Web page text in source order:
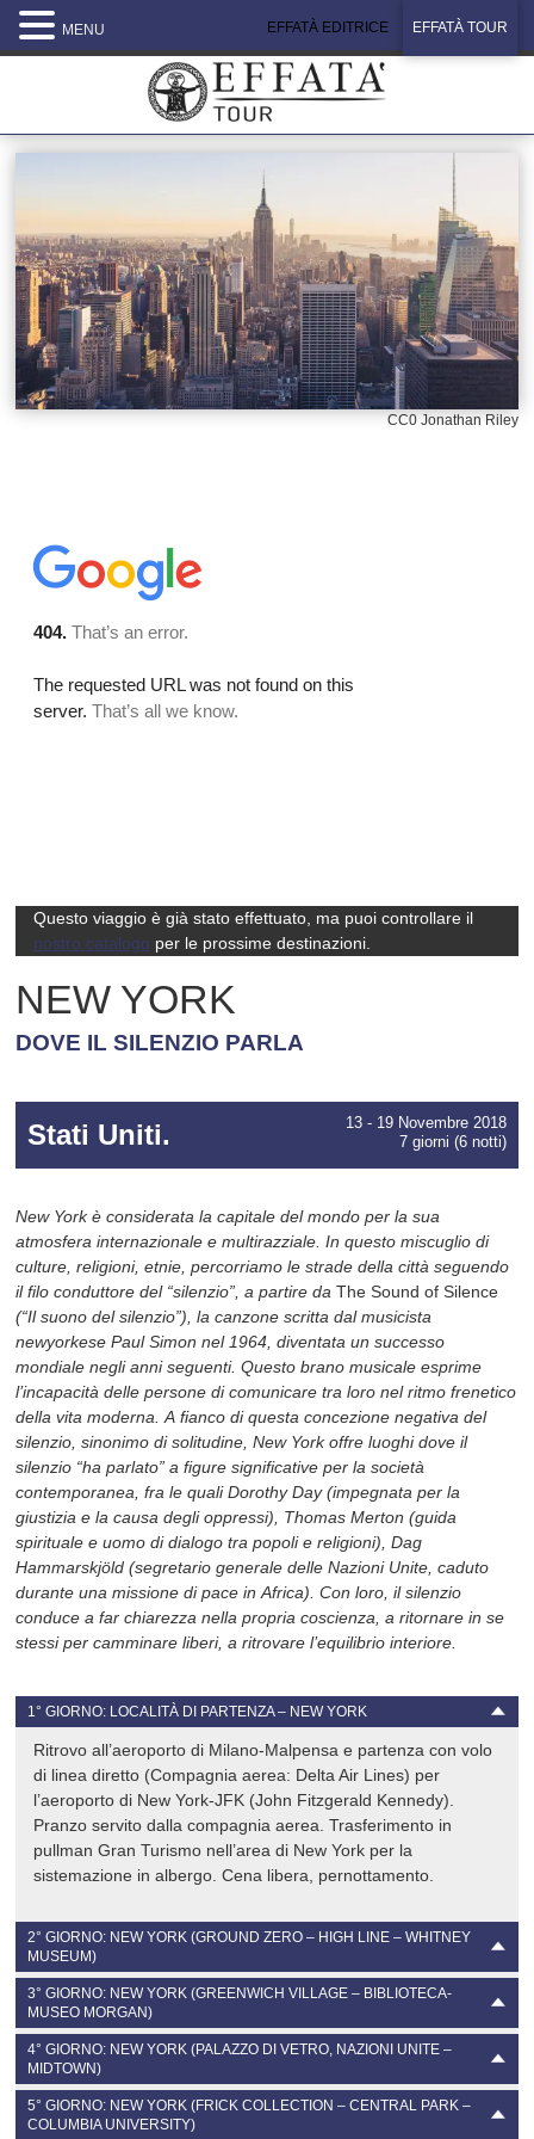
EFFATÀ EDITRICE EFFATÀ TOUR
CC0 Jonathan Riley
Questo viaggio è già stato effettuato, ma puoi controllare il
nostro catalogo per le prossime destinazioni.
NEW YORK
DOVE IL SILENZIO PARLA
Stati Uniti.
13 - 19 Novembre 2018
7 giorni (6 notti)
New York è considerata la capitale del mondo per la sua
atmosfera internazionale e multirazziale. In questo miscuglio di
culture, religioni, etnie, percorriamo le strade della città seguendo
il filo conduttore del “silenzio”, a partire daThe Sound of Silence
(“Il suono del silenzio”), la canzone scritta dal musicista
newyorkese Paul Simon nel 1964, diventata un successo
mondiale negli anni seguenti. Questo brano musicale esprime
l’incapacità delle persone di comunicare tra loro nel ritmo frenetico
della vita moderna. A fianco di questa concezione negativa del
silenzio, sinonimo di solitudine, New York offre luoghi dove il
silenzio “ha parlato” a figure significative per la società
contemporanea, fra le quali Dorothy Day (impegnata per la
giustizia e la causa degli oppressi), Thomas Merton (guida
spirituale e uomo di dialogo tra popoli e religioni), Dag
Hammarskjöld (segretario generale delle Nazioni Unite, caduto
durante una missione di pace in Africa). Con loro, il silenzio
conduce a far chiarezza nella propria coscienza, a ritornare in se
stessi per camminare liberi, a ritrovare l’equilibrio interiore.
1° GIORNO: LOCALITÀ DI PARTENZA – NEW YORK
Ritrovo all’aeroporto di Milano-Malpensa e partenza con volo
di linea diretto (Compagnia aerea: Delta Air Lines) per
l’aeroporto di New York-JFK (John Fitzgerald Kennedy).
Pranzo servito dalla compagnia aerea. Trasferimento in
pullman Gran Turismo nell’area di New York per la
sistemazione in albergo. Cena libera, pernottamento.
2° GIORNO: NEW YORK (GROUND ZERO – HIGH LINE – WHITNEY
MUSEUM)
Colazione. L’incontro con la città di New York inizia presso
“Ground Zero”
alle vittime dell’attentato dell’11 settembre 2001, che segnano
la sagoma delle due torri. Qui, durante la celebrazione del
10º anniversario dell’attentato, la canzoneThe Sound of
Silenceè stata eseguita dallo stesso Paul Simon, in un clima
3° GIORNO: NEW YORK (GREENWICH VILLAGE – BIBLIOTECA-
MUSEO MORGAN)
Colazione. Passeggiata nellaLower Manhattan(Manhattan
bassa) percorrendo le strade del Greenwich Village,
caratterizzato da case basse costruite con mattoni, un
quartiere propulsore di nuove idee a partire dal movimento
4° GIORNO: NEW YORK (PALAZZO DI VETRO, NAZIONI UNITE –
MIDTOWN)
Colazione. Visita delPalazzo di Vetro, sede centrale delle
Nazioni Unite, per conoscere come questa organizzazione
5° GIORNO: NEW YORK (FRICK COLLECTION – CENTRAL PARK –
COLUMBIA UNIVERSITY)
MENU